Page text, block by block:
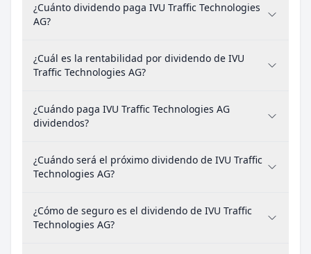
¿Cuánto dividendo paga IVU Traffic Technologies
AG?
¿Cuál es la rentabilidad por dividendo de IVU
Traffic Technologies AG?
¿Cuándo paga IVU Traffic Technologies AG
dividendos?
¿Cuándo será el próximo dividendo de IVU Traffic
Technologies AG?
¿Cómo de seguro es el dividendo de IVU Traffic
Technologies AG?